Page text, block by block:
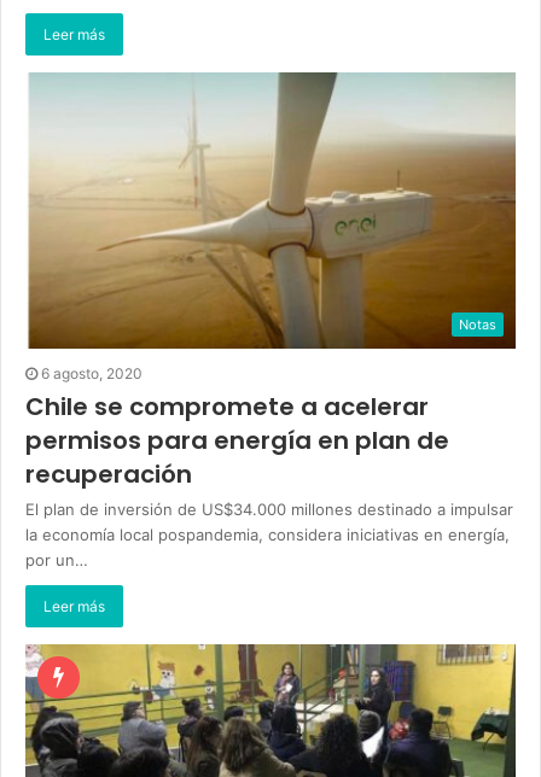
Leer más
Notas
6 agosto, 2020
Chile se compromete a acelerar
permisos para energía en plan de
recuperación
El plan de inversión de US$34.000 millones destinado a impulsar
la economía local pospandemia, considera iniciativas en energía,
por un…
Leer más